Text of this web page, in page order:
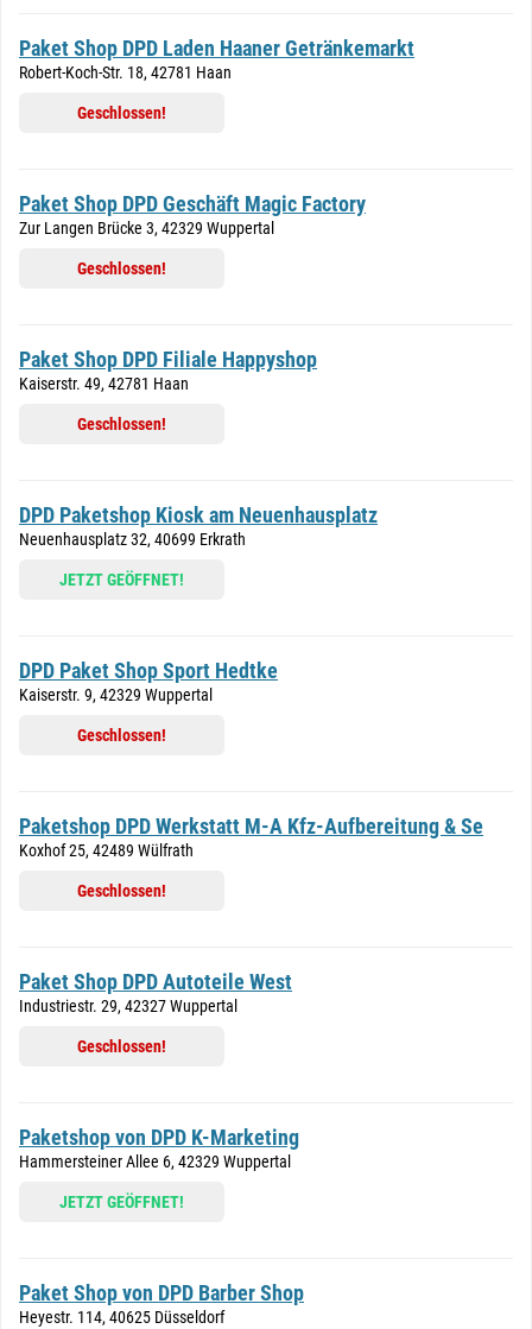
Paket Shop DPD Laden Haaner Getränkemarkt
Robert-Koch-Str. 18, 42781 Haan
Geschlossen!
Paket Shop DPD Geschäft Magic Factory
Zur Langen Brücke 3, 42329 Wuppertal
Geschlossen!
Paket Shop DPD Filiale Happyshop
Kaiserstr. 49, 42781 Haan
Geschlossen!
DPD Paketshop Kiosk am Neuenhausplatz
Neuenhausplatz 32, 40699 Erkrath
JETZT GEÖFFNET!
DPD Paket Shop Sport Hedtke
Kaiserstr. 9, 42329 Wuppertal
Geschlossen!
Paketshop DPD Werkstatt M-A Kfz-Aufbereitung & Se
Koxhof 25, 42489 Wülfrath
Geschlossen!
Paket Shop DPD Autoteile West
Industriestr. 29, 42327 Wuppertal
Geschlossen!
Paketshop von DPD K-Marketing
Hammersteiner Allee 6, 42329 Wuppertal
JETZT GEÖFFNET!
Paket Shop von DPD Barber Shop
Heyestr. 114, 40625 Düsseldorf